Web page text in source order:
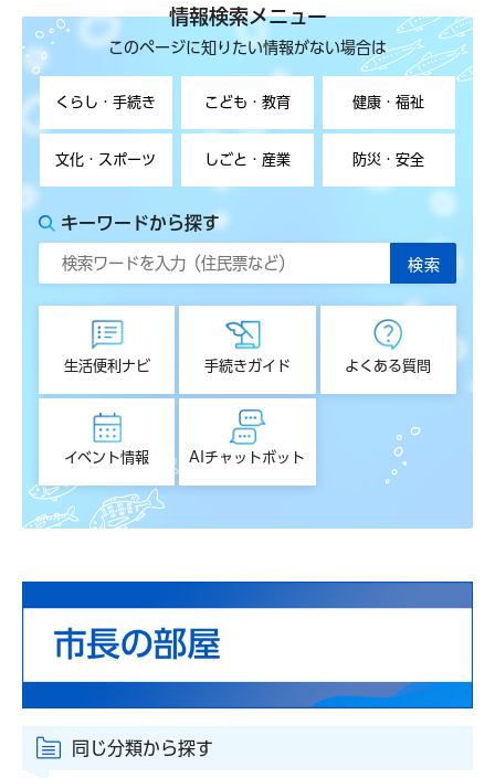
情報検索メニュー
このページに知りたい情報がない場合は
くらし・手続き こども・教育 健康・福祉
文化・スポーツ しごと・産業 防災・安全
キーワードから探す
生活便利ナビ 手続きガイド よくある質問
イベント情報 AIチャットボット
同じ分類から探す